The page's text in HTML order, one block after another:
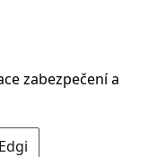
zabezpečení a